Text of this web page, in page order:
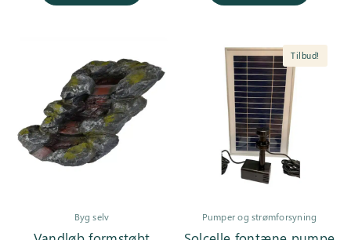
Byg selv
Tilbud!
Pumper og strømforsyning